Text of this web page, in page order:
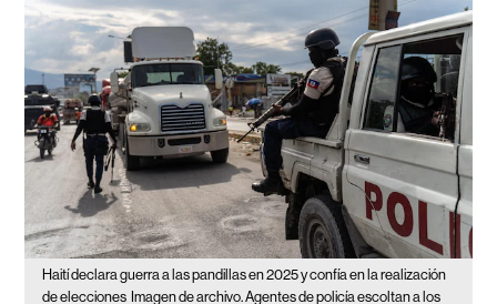
Haití declara guerra a las pandillas en 2025 y confía en la realización
de elecciones Imagen de archivo. Agentes de policía escoltan a los